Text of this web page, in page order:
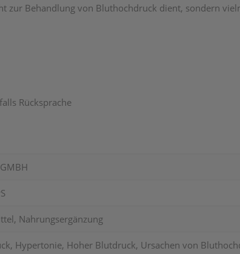
zur Behandlung von Bluthochdruck dient, sondern
Rücksprache
Nahrungsergänzung
Hypertonie, Hoher Blutdruck, Ursachen von